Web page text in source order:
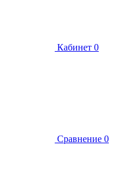
Кабинет 0
Сравнение 0